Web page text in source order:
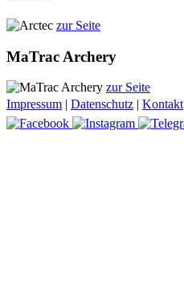
zur Seite
MaTrac Archery
zur Seite
Impressum | Datenschutz | Kontakt